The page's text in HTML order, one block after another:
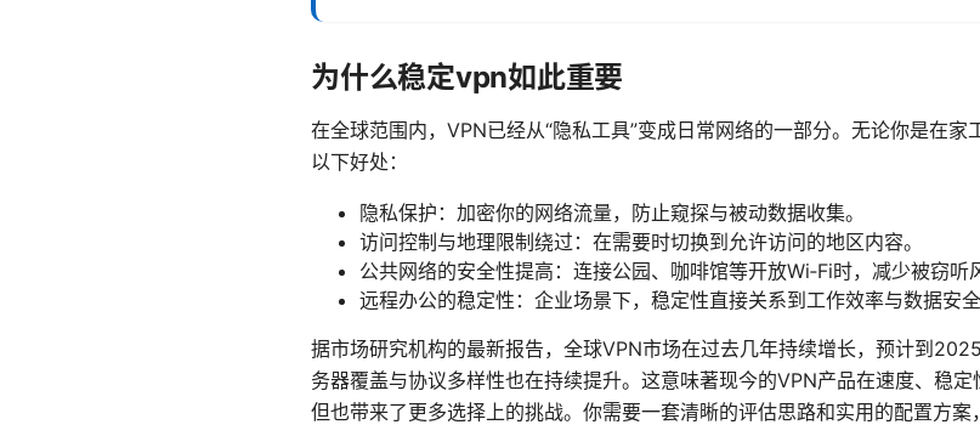
为什么稳定vpn如此重要
在全球范围内，VPN已经从“隐私工具”变成日常网络的一部分。无论你是在
以下好处：
隐私保护：加密你的网络流量，防止窥探与被动数据收集。
访问控制与地理限制绕过：在需要时切换到允许访问的地区内容。
公共网络的安全性提高：连接公园、咖啡馆等开放Wi‑Fi时，减少被窃听
远程办公的稳定性：企业场景下，稳定性直接关系到工作效率与数据安全
据市场研究机构的最新报告，全球VPN市场在过去几年持续增长，预计到
务器覆盖与协议多样性也在持续提升。这意味著现今的VPN产品在速度、稳定
但也带来了更多选择上的挑战。你需要一套清晰的评估思路和实用的配置方案